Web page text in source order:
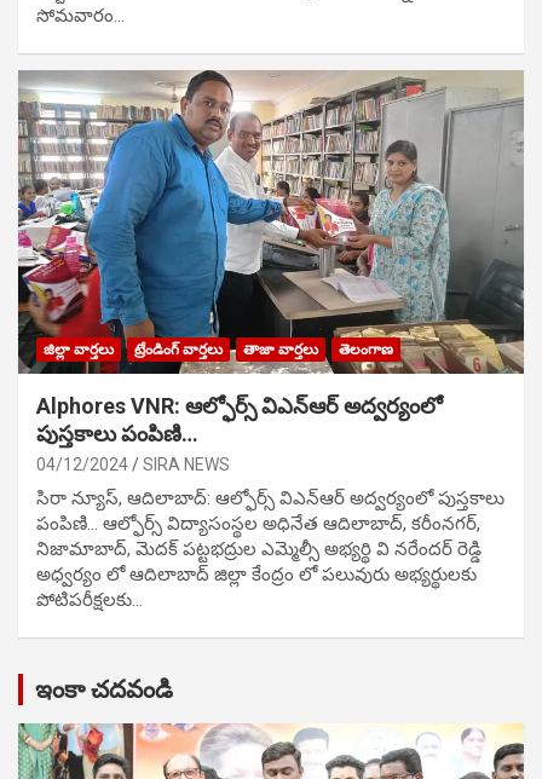
సోమవారం…
జిల్లా వార్తలు ట్రేండింగ్ వార్తలు తాజా వార్తలు తెలంగాణ
Alphores VNR: ఆల్ఫోర్స్ విఎన్ఆర్ అద్వర్యంలో
పుస్తకాలు పంపిణి…
04/12/2024 SIRA NEWS
సిరా న్యూస్, ఆదిలాబాద్: ఆల్ఫోర్స్ విఎన్ఆర్ అద్వర్యంలో పుస్తకాలు
పంపిణి… ఆల్ఫోర్స్ విద్యాసంస్థల అధినేత ఆదిలాబాద్, కరీంనగర్,
నిజామాబాద్, మెదక్ పట్టభద్రుల ఎమ్మెల్సీ అభ్యర్థి వి నరేందర్ రెడ్డి
అధ్వర్యం లో ఆదిలాబాద్ జిల్లా కేంద్రం లో పలువురు అభ్యర్థులకు
పోటిప‌రీక్ష‌ల‌కు…
ఇంకా చదవండి